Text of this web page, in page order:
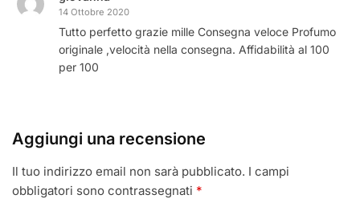
14 Ottobre 2020
Tutto perfetto grazie mille Consegna veloce Profumo
originale ,velocità nella consegna. Affidabilità al 100
per 100
Aggiungi una recensione
Il tuo indirizzo email non sarà pubblicato. I campi
obbligatori sono contrassegnati *